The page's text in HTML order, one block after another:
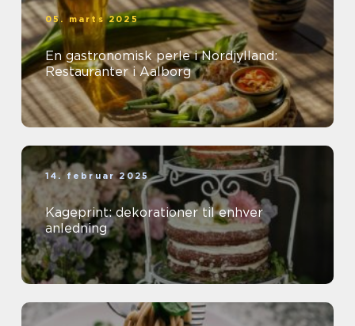
05. marts 2025
En gastronomisk perle i Nordjylland:
Restauranter i Aalborg
14. februar 2025
Kageprint: dekorationer til enhver
anledning